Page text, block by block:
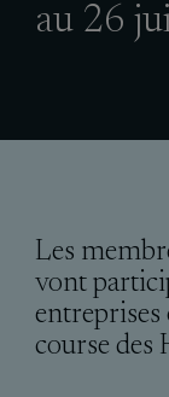
au 26
Les
vont
entreprises
course des